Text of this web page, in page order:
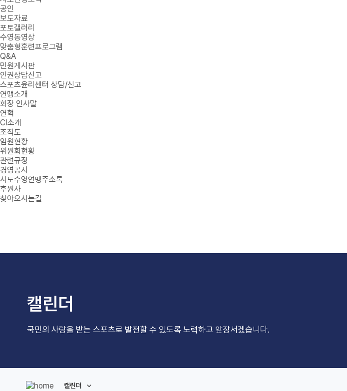
공인
보도자료
포토갤러리
수영동영상
맞춤형훈련프로그램
Q&A
민원게시판
인권상담신고
스포츠윤리센터 상담/신고
연맹소개
회장 인사말
연혁
CI소개
조직도
임원현황
위원회현황
관련규정
경영공시
시도수영연맹주소록
후원사
찾아오시는길
캘린더
국민의 사랑을 받는 스포츠로 발전할 수 있도록 노력하고 앞장서겠습니다.
캘린더